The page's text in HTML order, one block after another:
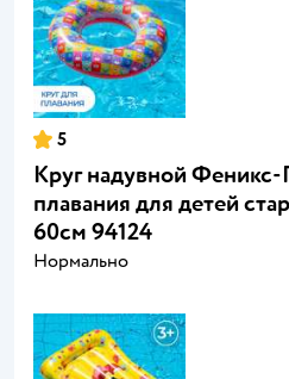
5
Круг надувной
плавания для детей
60см 94124
Нормально